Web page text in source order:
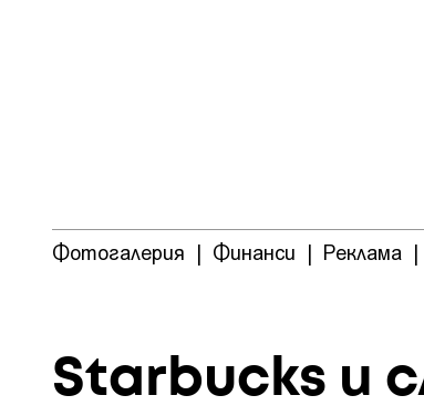
Фотогалерия | Финанси | Реклама |
Starbucks и